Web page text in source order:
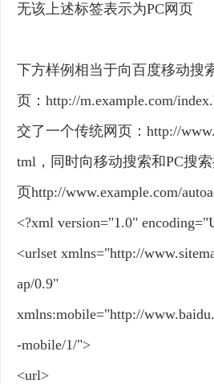
无该上述标签表示为PC网页
下方样例相当于向百度移动搜
页：http://m.example.com/
交了一个传统网页：http://
tml，同时向移动搜索和PC搜
页http://www.example.com/
<?xml version="1.0"
<urlset xmlns="http://
ap/0.9"
xmlns:mobile="http://
-mobile/1/">
<url>